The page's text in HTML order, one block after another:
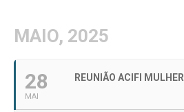
MAIO, 2025
28
MAI
REUNIÃO ACIFI MULHER